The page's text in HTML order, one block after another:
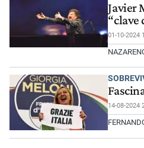
Javier
“clave
01-10-2024
14-08-2024